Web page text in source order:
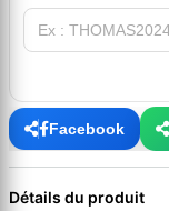
Facebook
Détails du produit